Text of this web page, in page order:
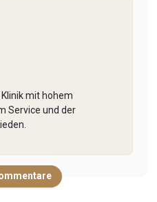
mit hohem
Service und der